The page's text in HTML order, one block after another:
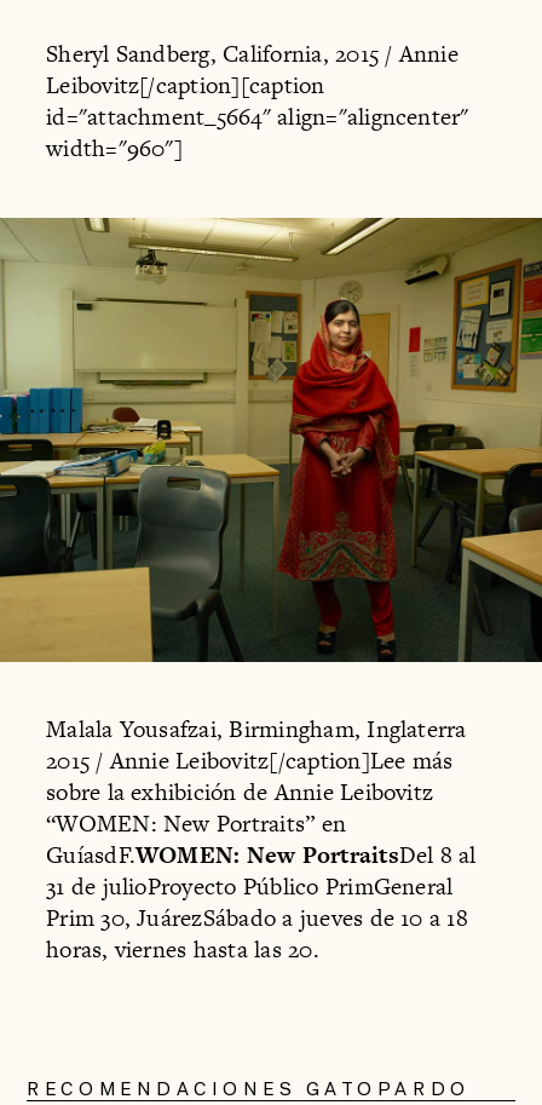
Sheryl Sandberg, California, 2015 / Annie
Leibovitz[/caption][caption
id="attachment_5664" align="aligncenter"
width="960"]
Malala Yousafzai, Birmingham, Inglaterra
2015 / Annie Leibovitz[/caption]Lee más
sobre la exhibición de Annie Leibovitz
“WOMEN: New Portraits” en
GuíasdF.WOMEN: New PortraitsDel 8 al
31 de julioProyecto Público PrimGeneral
Prim 30, JuárezSábado a jueves de 10 a 18
horas, viernes hasta las 20.
RECOMENDACIONES GATOPARDO